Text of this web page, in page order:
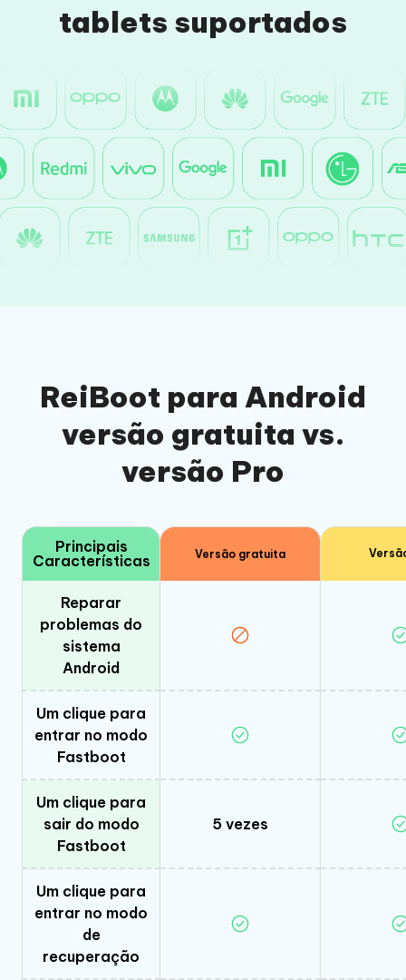
tablets suportados
ReiBoot para Android
versão gratuita vs.
versão Pro
Principais
Características
Versão gratuita
Reparar
problemas do
sistema
Android
Um clique para
entrar no modo
Fastboot
Um clique para
sair do modo
Fastboot
5 vezes
Um clique para
entrar no modo
de
recuperação